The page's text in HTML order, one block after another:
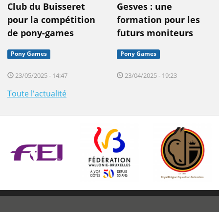
Club du Buisseret
pour la compétition
de pony-games
Pony Games
23/05/2025 - 14:47
Gesves : une
formation pour les
futurs moniteurs
Pony Games
23/04/2025 - 19:23
Toute l'actualité